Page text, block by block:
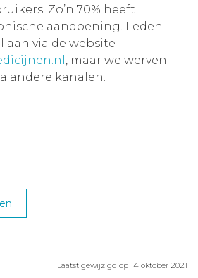
Zo’n 70% heeft
aandoening. Leden
aan via de website
, maar we werven
andere kanalen.
Laatst gewijzigd op 14 oktober 2021